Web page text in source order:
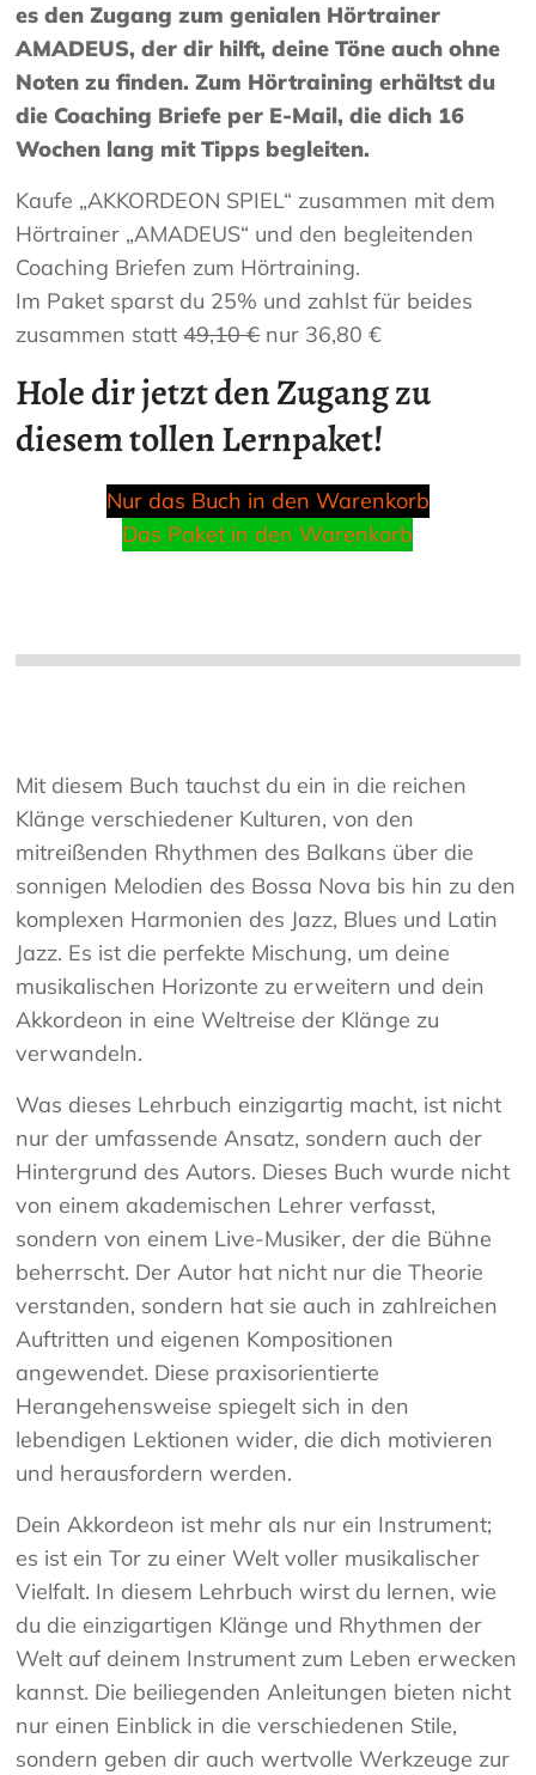
es den Zugang zum genialen Hörtrainer
AMADEUS, der dir hilft, deine Töne auch ohne
Noten zu finden. Zum Hörtraining erhältst du
die Coaching Briefe per E-Mail, die dich 16
Wochen lang mit Tipps begleiten.
Kaufe „AKKORDEON SPIEL“ zusammen mit dem
Hörtrainer „AMADEUS“ und den begleitenden
Coaching Briefen zum Hörtraining.
Im Paket sparst du 25% und zahlst für beides
zusammen statt49,10 €nur 36,80 €
Hole dir jetzt den Zugang zu
diesem tollen Lernpaket!
Nur das Buch in den Warenkorb
Das Paket in den Warenkorb
Mit diesem Buch tauchst du ein in die reichen
Klänge verschiedener Kulturen, von den
mitreißenden Rhythmen des Balkans über die
sonnigen Melodien des Bossa Nova bis hin zu den
komplexen Harmonien des Jazz, Blues und Latin
Jazz. Es ist die perfekte Mischung, um deine
musikalischen Horizonte zu erweitern und dein
Akkordeon in eine Weltreise der Klänge zu
verwandeln.
Was dieses Lehrbuch einzigartig macht, ist nicht
nur der umfassende Ansatz, sondern auch der
Hintergrund des Autors. Dieses Buch wurde nicht
von einem akademischen Lehrer verfasst,
sondern von einem Live-Musiker, der die Bühne
beherrscht. Der Autor hat nicht nur die Theorie
verstanden, sondern hat sie auch in zahlreichen
Auftritten und eigenen Kompositionen
angewendet. Diese praxisorientierte
Herangehensweise spiegelt sich in den
lebendigen Lektionen wider, die dich motivieren
und herausfordern werden.
Dein Akkordeon ist mehr als nur ein Instrument;
es ist ein Tor zu einer Welt voller musikalischer
Vielfalt. In diesem Lehrbuch wirst du lernen, wie
du die einzigartigen Klänge und Rhythmen der
Welt auf deinem Instrument zum Leben erwecken
kannst. Die beiliegenden Anleitungen bieten nicht
nur einen Einblick in die verschiedenen Stile,
sondern geben dir auch wertvolle Werkzeuge zur